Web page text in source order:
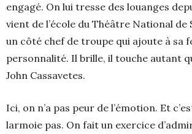
engagé. On lui tresse des louanges
vient de l’école du Théâtre National de
un côté chef de troupe qui ajoute à sa
personnalité. Il brille, il touche autant
John Cassavetes.
Ici, on n’a pas peur de l’émotion. Et
larmoie pas. On fait un exercice